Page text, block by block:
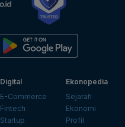
Digital
E-Commerce
Fintech
Startup
Ekonopedia
Sejarah
Ekonomi
Profil